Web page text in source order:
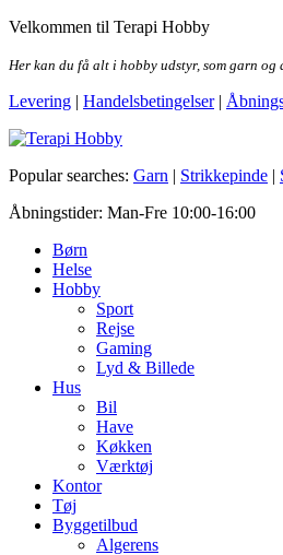
Skip
the
Velkommen til Terapi Hobby
Her kan du få alt i hobby udstyr, som garn
Levering | Handelsbetingelser|
Terapi Hobby
Popular searches: Garn | Strikkepinde |
Åbningstider: Man-Fre 10:00-16:00
Børn
Helse
Hobby
Sport
Rejse
Gaming
Lyd & Billede
Hus
Bil
Have
Køkken
Værktøj
Kontor
Tøj
Byggetilbud
Algerens